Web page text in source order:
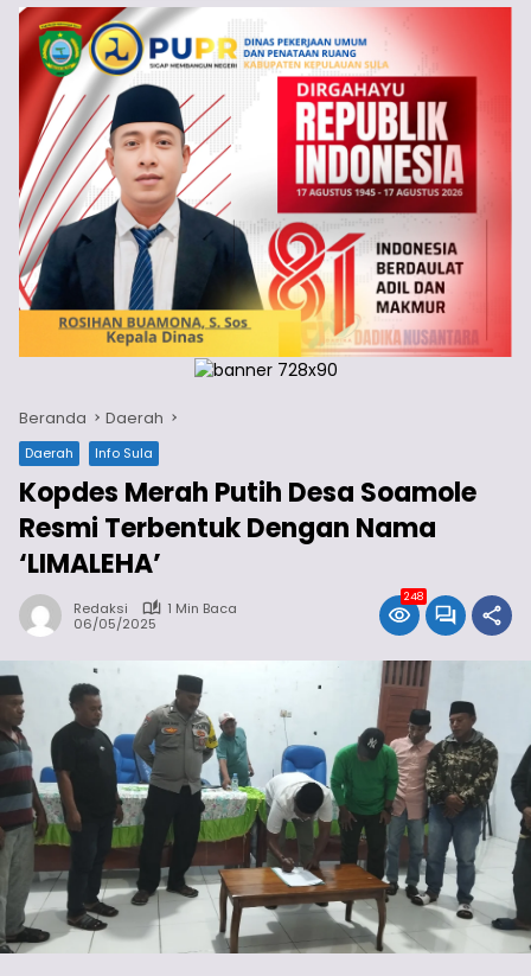
Beranda Daerah
Daerah Info Sula
Kopdes Merah Putih Desa Soamole
Resmi Terbentuk Dengan Nama
‘LIMALEHA’
Redaksi
1 Min Baca
06/05/2025
248